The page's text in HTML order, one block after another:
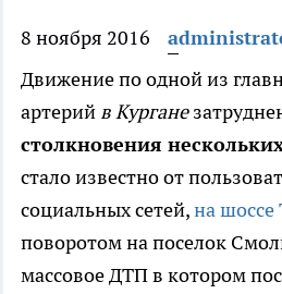
8 ноября 2016
Движение по одной из
артерийв Кургане
столкновения
стало известно от
социальных сетей,на
поворотом на поселок
массовое ДТП в котором